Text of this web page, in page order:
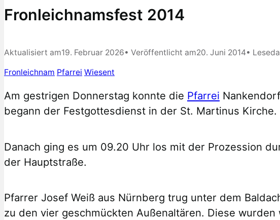
Fronleichnamsfest 2014
Aktualisiert am19. Februar 2026• Veröffentlicht am20. Juni 2014•
Fronleichnam Pfarrei Wiesent
Am gestrigen Donnerstag konnte die Pfarrei
begann der Festgottesdienst in der St. Martinus Kirche.
Danach ging es um 09.20 Uhr los mit der Prozession
der Hauptstraße.
Pfarrer Josef Weiß aus Nürnberg trug unter dem
zu den vier geschmückten Außenaltären. Diese